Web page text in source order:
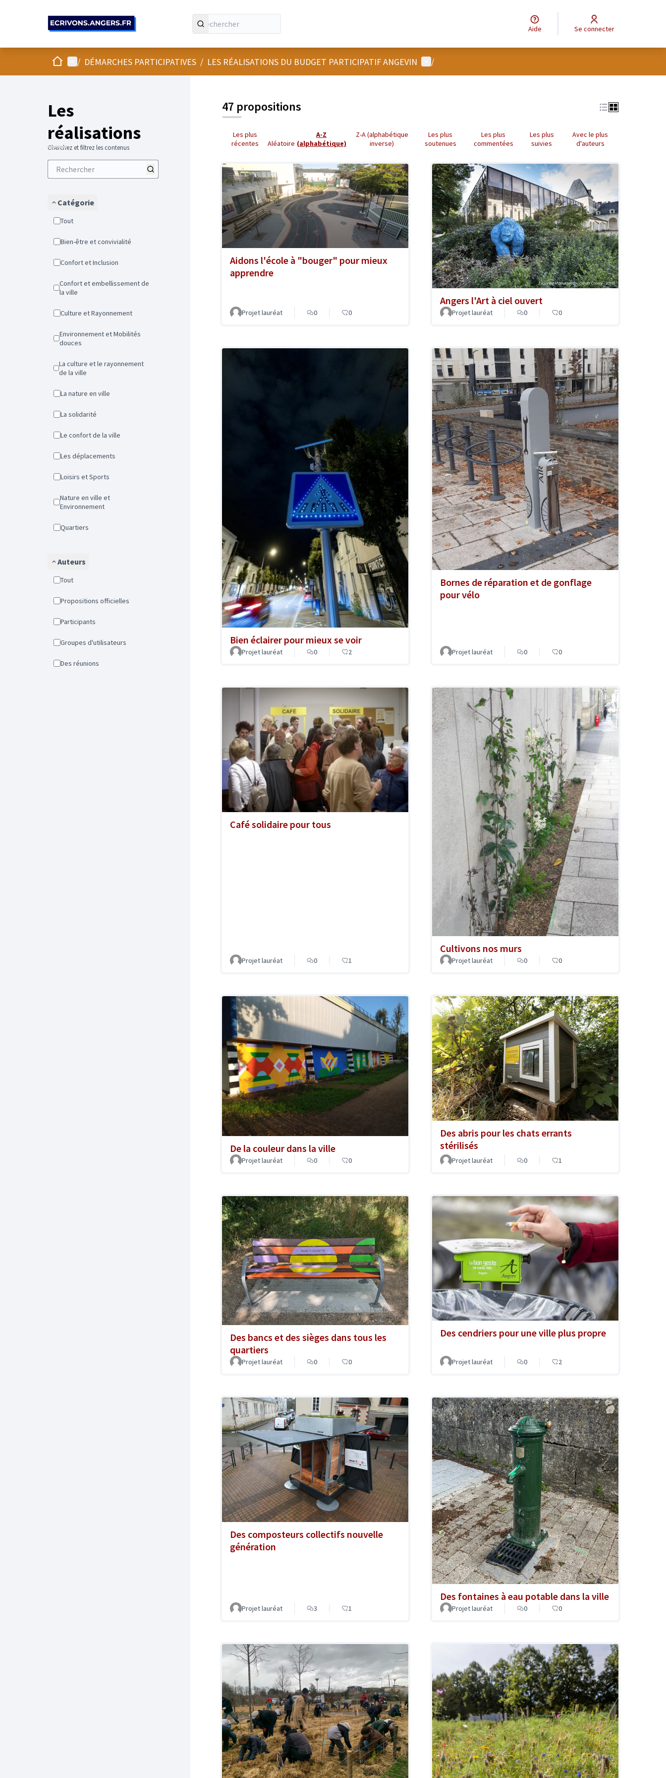
Aide Se connecter
AccueilMenu principal
/ DÉMARCHES PARTICIPATIVES / LES RÉALISATIONS DU BUDGET PARTICIPATIF ANGEVIN Menu utilisateur
/
Les
réalisations
Cherchez et filtrez les contenus
Catégorie
Tout
Bien-être et convivialité
Confort et Inclusion
Confort et embellissement de
la ville
Culture et Rayonnement
Environnement et Mobilités
douces
La culture et le rayonnement
de la ville
La nature en ville
La solidarité
Le confort de la ville
Les déplacements
Loisirs et Sports
Nature en ville et
Environnement
Quartiers
Auteurs
Tout
Propositions officielles
Participants
Groupes d'utilisateurs
Des réunions
47 propositions
Les plus
récentes
Aléatoire
A-Z
(alphabétique)
Z-A (alphabétique
inverse)
Les plus
soutenues
Les plus
commentées
Les plus
suivies
Avec le plus
d'auteurs
Aidons l'école à "bouger" pour mieux
apprendre
Projet lauréat 0 0
Angers l'Art à ciel ouvert
Projet lauréat 0 0
Bien éclairer pour mieux se voir
Projet lauréat 0 2
Bornes de réparation et de gonflage
pour vélo
Projet lauréat 0 0
Café solidaire pour tous
Projet lauréat 0 1
Cultivons nos murs
Projet lauréat 0 0
De la couleur dans la ville
Projet lauréat 0 0
Des abris pour les chats errants
stérilisés
Projet lauréat 0 1
Des bancs et des sièges dans tous les
quartiers
Projet lauréat 0 0
Des cendriers pour une ville plus propre
Projet lauréat 0 2
Des composteurs collectifs nouvelle
génération
Projet lauréat 3 1
Des fontaines à eau potable dans la ville
Projet lauréat 0 0